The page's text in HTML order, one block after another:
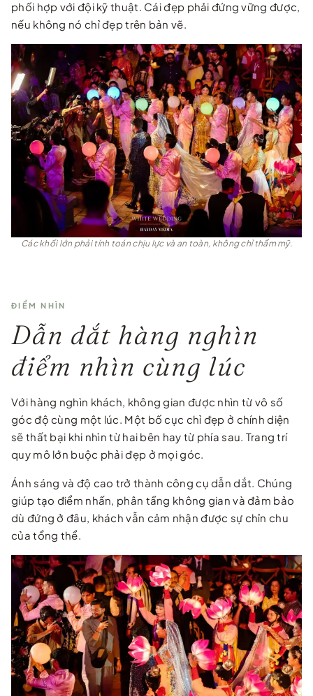
phối hợp với đội kỹ thuật. Cái đẹp phải đứng vững được,
nếu không nó chỉ đẹp trên bản vẽ.
Các khối lớn phải tính toán chịu lực và an toàn, không chỉ thẩm mỹ.
ĐIỂM NHÌN
Dẫn dắt hàng nghìn
điểm nhìn cùng lúc
Với hàng nghìn khách, không gian được nhìn từ vô số
góc độ cùng một lúc. Một bố cục chỉ đẹp ở chính diện
sẽ thất bại khi nhìn từ hai bên hay từ phía sau. Trang trí
quy mô lớn buộc phải đẹp ở mọi góc.
Ánh sáng và độ cao trở thành công cụ dẫn dắt. Chúng
giúp tạo điểm nhấn, phân tầng không gian và đảm bảo
dù đứng ở đâu, khách vẫn cảm nhận được sự chỉn chu
của tổng thể.